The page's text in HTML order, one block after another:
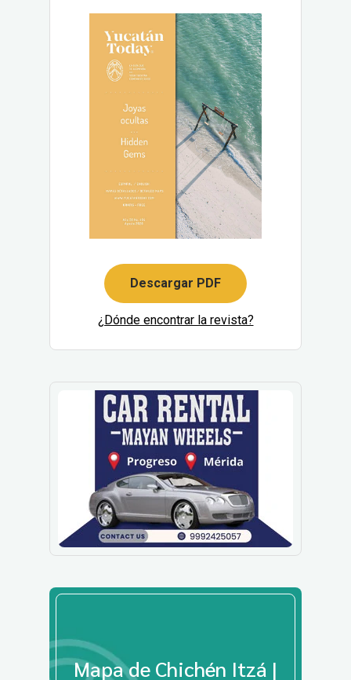
Descargar PDF
¿Dónde encontrar la revista?
Mapa de Chichén Itzá |